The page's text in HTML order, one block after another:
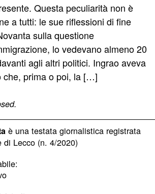
Questa peculiarità non è
a tutti: le sue riflessioni di fine
sulla questione
lo vedevano almeno 20
agli altri politici. Ingrao aveva
che, prima o poi, la […]
è una testata giornalistica registrata
di Lecco (n. 4/2020)